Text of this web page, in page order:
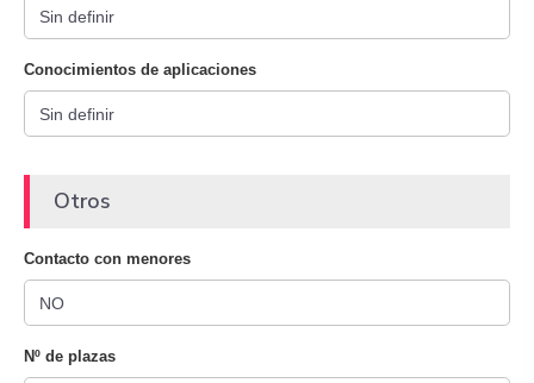
Conocimientos de aplicaciones
Otros
Contacto con menores
Nº de plazas